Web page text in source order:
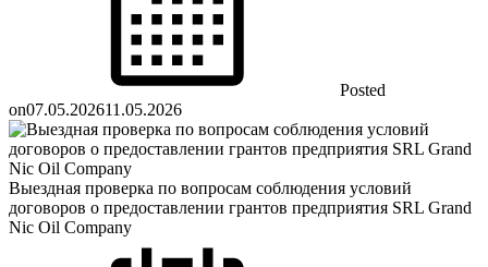
Posted
on07.05.202611.05.2026
Выездная проверка по вопросам соблюдения условий
договоров о предоставлении грантов предприятия SRL Grand
Nic Oil Company